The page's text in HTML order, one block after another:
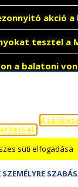
akció
tesztel a
a balatoni
A
el.
süti elfogadása